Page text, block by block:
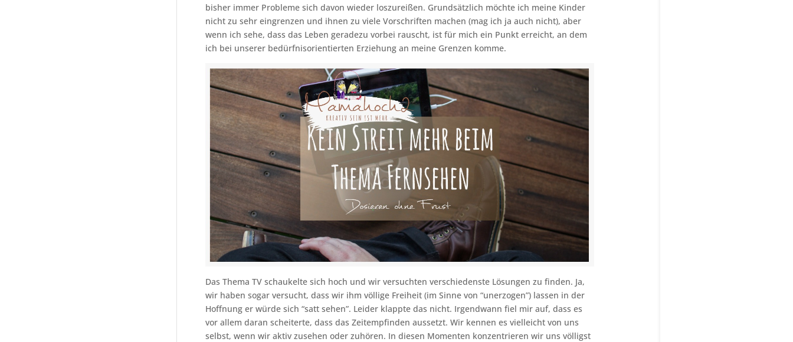
bisher immer Probleme sich davon wieder loszureißen. Grundsätzlich möchte ich meine Kinder
nicht zu sehr eingrenzen und ihnen zu viele Vorschriften machen (mag ich ja auch nicht), aber
wenn ich sehe, dass das Leben geradezu vorbei rauscht, ist für mich ein Punkt erreicht, an dem
ich bei unserer bedürfnisorientierten Erziehung an meine Grenzen komme.
Das Thema TV schaukelte sich hoch und wir versuchten verschiedenste Lösungen zu finden. Ja,
wir haben sogar versucht, dass wir ihm völlige Freiheit (im Sinne von “unerzogen”) lassen in der
Hoffnung er würde sich “satt sehen”. Leider klappte das nicht. Irgendwann fiel mir auf, dass es
vor allem daran scheiterte, dass das Zeitempfinden aussetzt. Wir kennen es vielleicht von uns
selbst, wenn wir aktiv zusehen oder zuhören. In diesen Momenten konzentrieren wir uns völligst